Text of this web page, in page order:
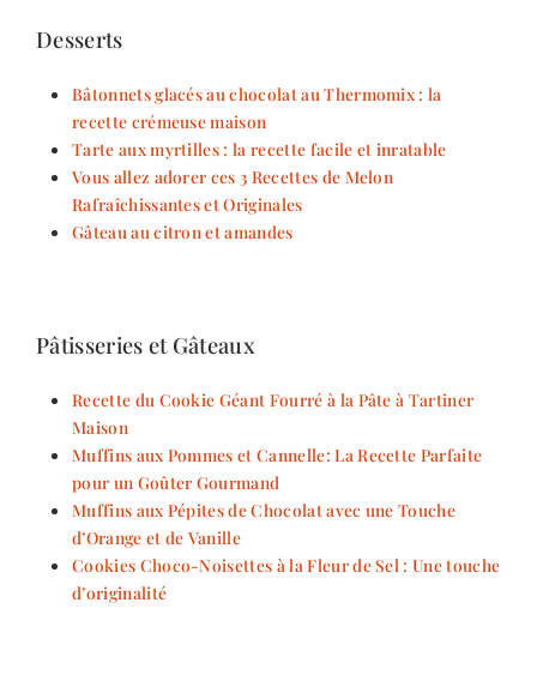
Desserts
Bâtonnets glacés au chocolat au Thermomix : la
recette crémeuse maison
Tarte aux myrtilles : la recette facile et inratable
Vous allez adorer ces 3 Recettes de Melon
Rafraîchissantes et Originales
Gâteau au citron et amandes
Pâtisseries et Gâteaux
Recette du Cookie Géant Fourré à la Pâte à Tartiner
Maison
Muffins aux Pommes et Cannelle: La Recette Parfaite
pour un Goûter Gourmand
Muffins aux Pépites de Chocolat avec une Touche
d’Orange et de Vanille
Cookies Choco-Noisettes à la Fleur de Sel : Une touche
d’originalité